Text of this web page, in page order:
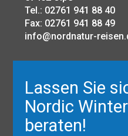
Tel.: 02761 941 88 40
Fax: 02761 941 88 49
info@nordnatur-
Lassen Sie
Nordic
beraten!